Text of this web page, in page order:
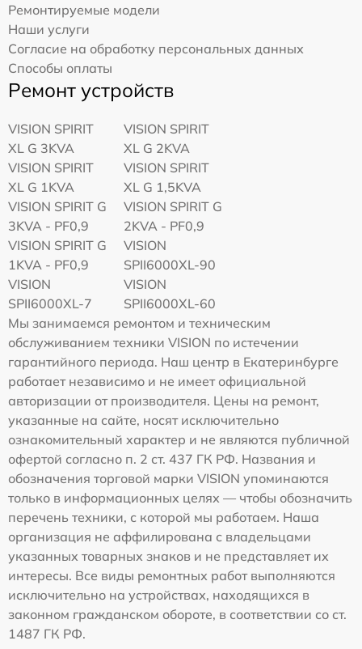
Ремонтируемые модели
Наши услуги
Согласие на обработку персональных данных
Способы оплаты
Ремонт устройств
VISION SPIRIT
XL G 3KVA
VISION SPIRIT
XL G 2KVA
VISION SPIRIT
XL G 1KVA
VISION SPIRIT
XL G 1,5KVA
VISION SPIRIT G
3KVA - PF0,9
VISION SPIRIT G
2KVA - PF0,9
VISION SPIRIT G
1KVA - PF0,9
VISION
SPII6000XL-90
VISION
SPII6000XL-7
VISION
SPII6000XL-60
Мы занимаемся ремонтом и техническим
обслуживанием техники VISION по истечении
гарантийного периода. Наш центр в Екатеринбурге
работает независимо и не имеет официальной
авторизации от производителя. Цены на ремонт,
указанные на сайте, носят исключительно
ознакомительный характер и не являются публичной
офертой согласно п. 2 ст. 437 ГК РФ. Названия и
обозначения торговой марки VISION упоминаются
только в информационных целях — чтобы обозначить
перечень техники, с которой мы работаем. Наша
организация не аффилирована с владельцами
указанных товарных знаков и не представляет их
интересы. Все виды ремонтных работ выполняются
исключительно на устройствах, находящихся в
законном гражданском обороте, в соответствии со ст.
1487 ГК РФ.